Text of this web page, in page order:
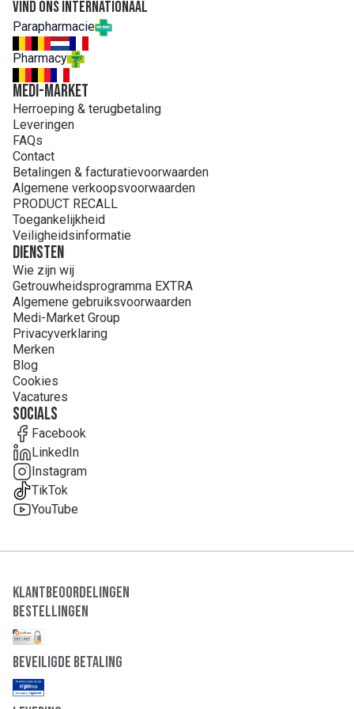
Vind ons internationaal
Parapharmacie
Pharmacy
MEDI-MARKET
Herroeping & terugbetaling
Leveringen
FAQs
Contact
Betalingen & facturatievoorwaarden
Algemene verkoopsvoorwaarden
PRODUCT RECALL
Toegankelijkheid
Veiligheidsinformatie
Diensten
Wie zijn wij
Getrouwheidsprogramma EXTRA
Algemene gebruiksvoorwaarden
Medi-Market Group
Privacyverklaring
Merken
Blog
Cookies
Vacatures
Socials
Facebook
LinkedIn
Instagram
TikTok
YouTube
Klantbeoordelingen
Bestellingen
Beveiligde Betaling